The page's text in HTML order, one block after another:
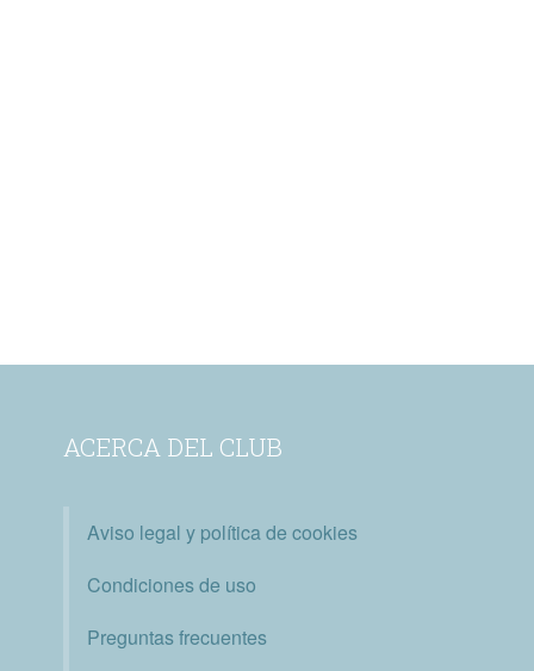
ACERCA DEL CLUB
Aviso legal y política de cookies
Condiciones de uso
Preguntas frecuentes